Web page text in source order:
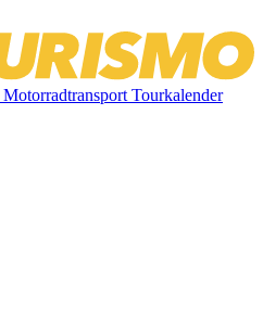
MotorradtransportTourkalender